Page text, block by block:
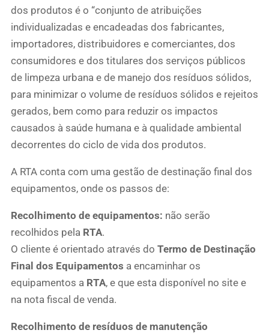
dos produtos é o “conjunto de atribuições
individualizadas e encadeadas dos fabricantes,
importadores, distribuidores e comerciantes, dos
consumidores e dos titulares dos serviços públicos
de limpeza urbana e de manejo dos resíduos sólidos,
para minimizar o volume de resíduos sólidos e rejeitos
gerados, bem como para reduzir os impactos
causados à saúde humana e à qualidade ambiental
decorrentes do ciclo de vida dos produtos.
A RTA conta com uma gestão de destinação final dos
equipamentos, onde os passos de:
Recolhimento de equipamentos: não serão
recolhidos pela RTA.
O cliente é orientado através do Termo de Destinação
Final dos Equipamentos a encaminhar os
equipamentos a RTA, e que esta disponível no site e
na nota fiscal de venda.
Recolhimento de resíduos de manutenção